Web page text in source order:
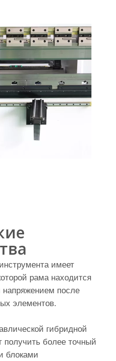
имеет
рама находится
после
элементов.
гибридной
получить более точный
блоками